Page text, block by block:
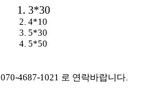
3*30
4*10
5*30
5*50
070-4687-1021 로 연락바랍니다.